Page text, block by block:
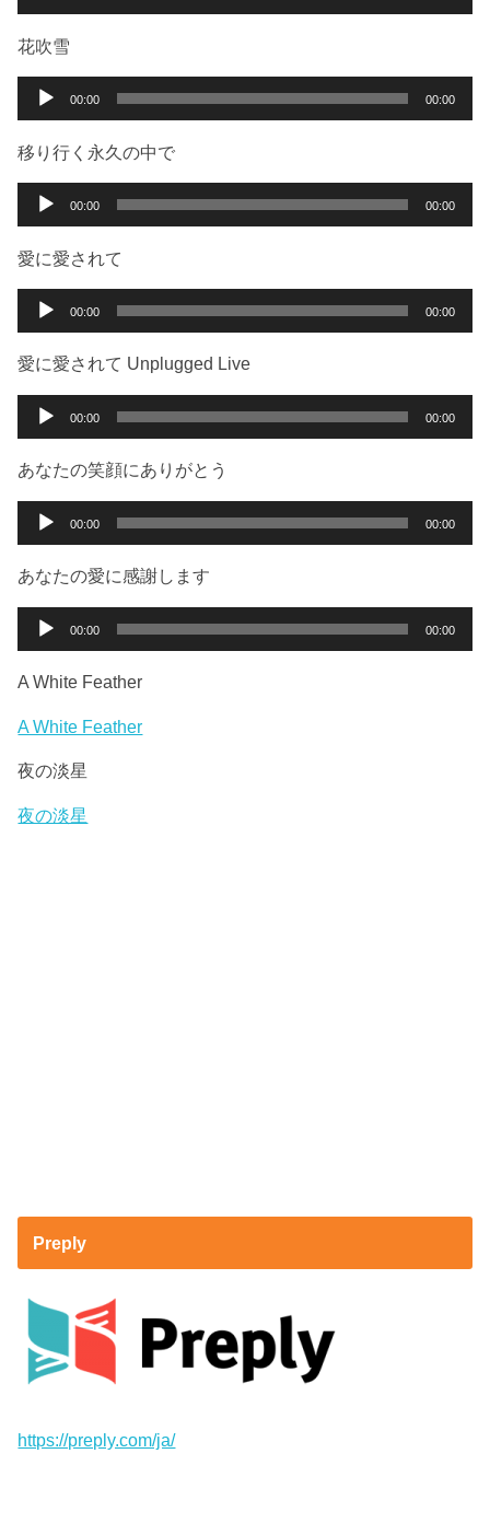
ー
プ
レ
ー
花吹雪
プ
レ
ー
00:00 00:00
移り行く永久の中で
プ
レ
ー
00:00 00:00
愛に愛されて
プ
ー
00:00 00:00
愛に愛されて Unplugged Live
音
プ
レ
ー
00:00 00:00
あなたの笑顔にありがとう
音
プ
00:00 00:00
あなたの愛に感謝します
音
ー
00:00 00:00
A White Feather
A White Feather
夜の淡星
夜の淡星
Preply
https://preply.com/ja/